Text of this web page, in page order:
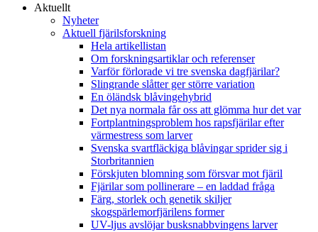
Aktuellt
Nyheter
Aktuell fjärilsforskning
Hela artikellistan
Om forskningsartiklar och referenser
Varför förlorade vi tre svenska dagfjärilar?
Slingrande slåtter ger större variation
En öländsk blåvingehybrid
Det nya normala får oss att glömma hur det var
Fortplantningsproblem hos rapsfjärilar efter
värmestress som larver
Svenska svartfläckiga blåvingar sprider sig i
Storbritannien
Förskjuten blomning som försvar mot fjäril
Fjärilar som pollinerare – en laddad fråga
Färg, storlek och genetik skiljer
skogspärlemorfjärilens former
UV-ljus avslöjar busksnabbvingens larver